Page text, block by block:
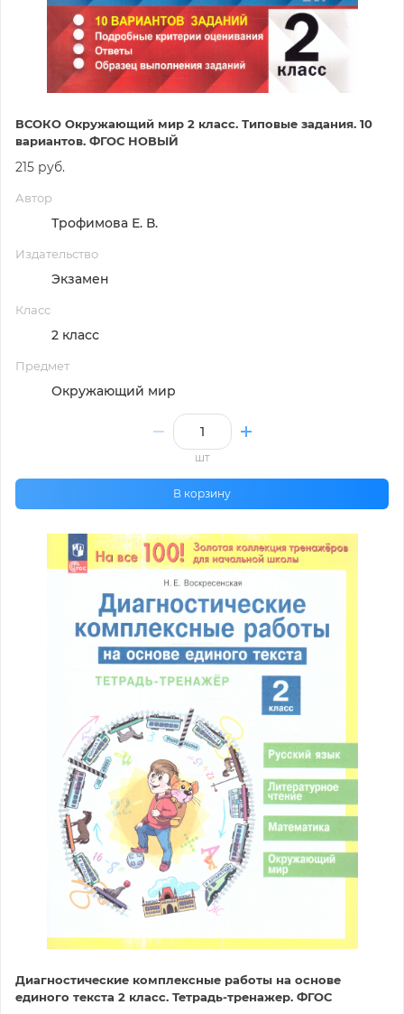
ВСОКО Окружающий мир 2 класс. Типовые задания. 10
вариантов. ФГОС НОВЫЙ
215 руб.
Автор
Трофимова Е. В.
Издательство
Экзамен
Класс
2 класс
Предмет
Окружающий мир
шт
В корзину
Диагностические комплексные работы на основе
единого текста 2 класс. Тетрадь-тренажер. ФГОС